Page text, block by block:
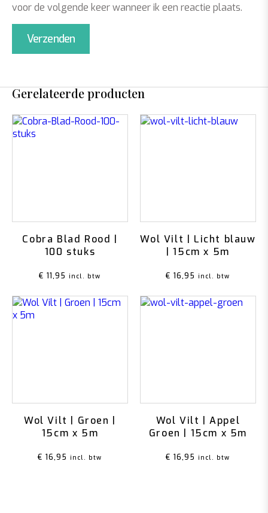
voor de volgende keer wanneer ik een reactie plaats.
Gerelateerde producten
Cobra Blad Rood |
100 stuks
€ 11,95 incl. btw
Wol Vilt | Licht blauw
| 15cm x 5m
€ 16,95 incl. btw
Wol Vilt | Groen |
15cm x 5m
€ 16,95 incl. btw
Wol Vilt | Appel
Groen | 15cm x 5m
€ 16,95 incl. btw